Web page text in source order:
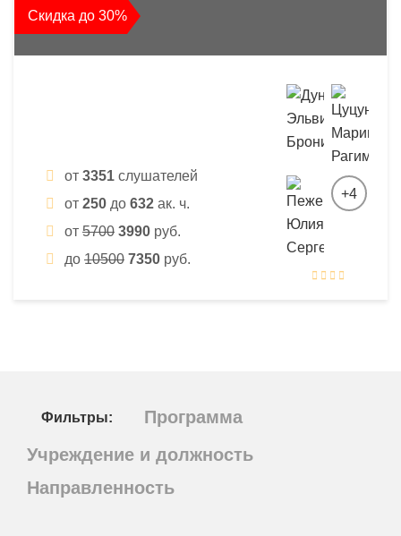
Скидка до 30%
от 3351 слушателей
от 250 до 632 ак. ч.
от 5700 3990 руб.
до 10500 7350 руб.
+4
Фильтры:
Программа
Учреждение и должность
Направленность